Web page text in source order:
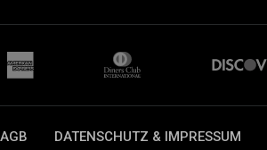
AGB DATENSCHUTZ & IMPRESSUM